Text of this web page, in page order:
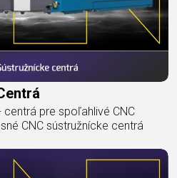
centrá pre spoľahlivé CNC
CNC sústružnícke centrá